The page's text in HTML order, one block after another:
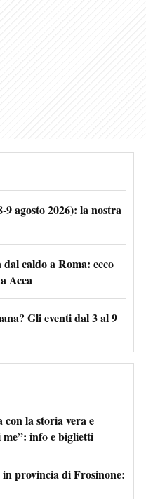
9 agosto 2026): la nostra
caldo a Roma: ecco
Acea
Gli eventi dal 3 al 9
la storia vera e
info e biglietti
provincia di Frosinone: